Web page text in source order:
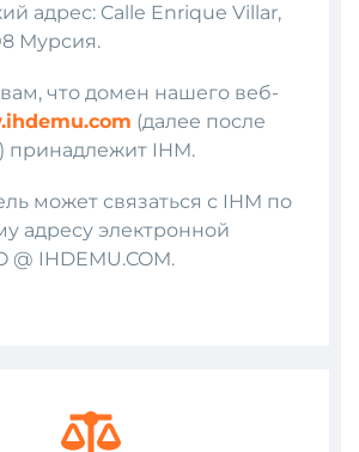
адрес: Calle Enrique Villar,
Мурсия.
что домен нашего веб-
.ihdemu.com (далее после
принадлежит IHM.
может связаться с IHM по
адресу электронной
@ IHDEMU.COM.